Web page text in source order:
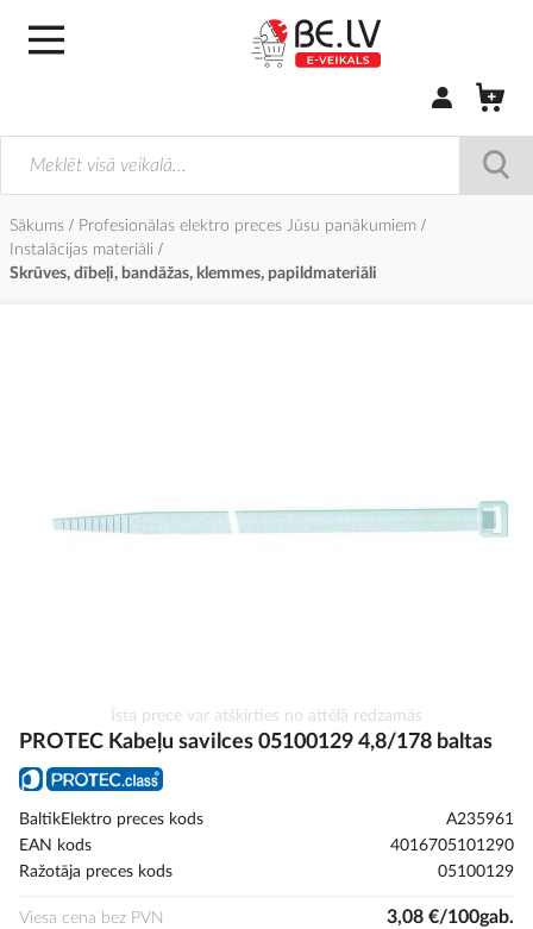
Pierakstīties/
Sākums
Profesionālas elektro preces Jūsu panākumiem
Instalācijas materiāli
Skrūves, dībeļi, bandāžas, klemmes, papildmateriāli
uz
sākumu
Īsta prece var atšķirties no attēlā redzamās
PROTEC Kabeļu savilces 05100129 4,8/178 baltas
BaltikElektro preces kods
A235961
EAN kods
4016705101290
Ražotāja preces kods
05100129
Viesa cena bez PVN 3,08 €/100gab.